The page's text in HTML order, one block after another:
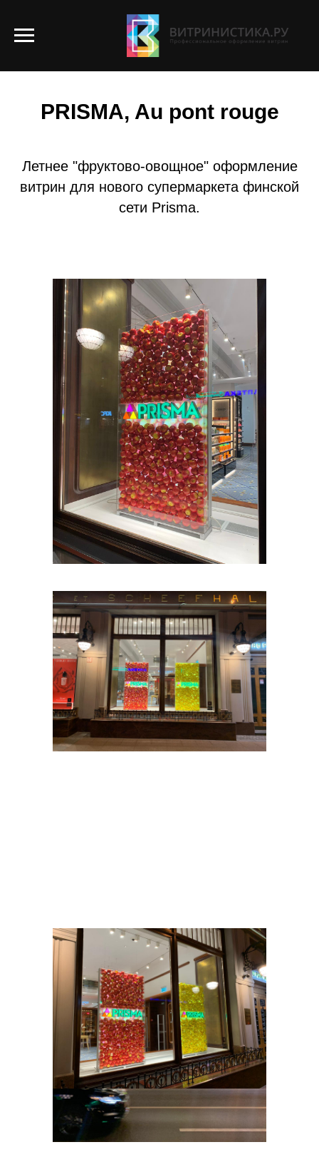
ОФОРМЛЕНИЕ ВИТРИН
PRISMA, Au pont rouge
Летнее "фруктово-овощное" оформление
витрин для нового супермаркета финской
сети Prisma.